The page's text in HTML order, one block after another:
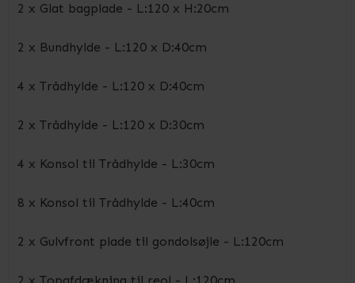
2 x Glat bagplade - L:120 x H:20cm
2 x Bundhylde - L:120 x D:40cm
4 x Trådhylde - L:120 x D:40cm
2 x Trådhylde - L:120 x D:30cm
4 x Konsol til Trådhylde - L:30cm
8 x Konsol til Trådhylde - L:40cm
2 x Gulvfront plade til gondolsøjle - L:120cm